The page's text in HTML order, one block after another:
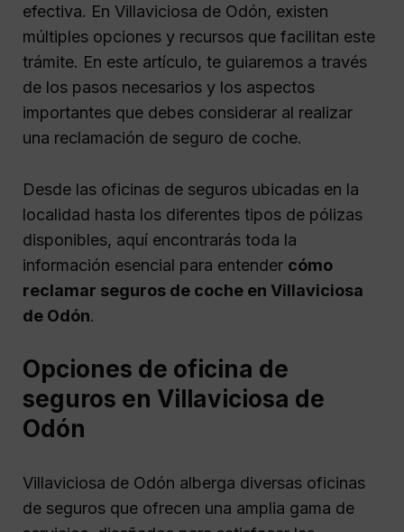
efectiva. En Villaviciosa de Odón, existen
múltiples opciones y recursos que facilitan este
trámite. En este artículo, te guiaremos a través
de los pasos necesarios y los aspectos
importantes que debes considerar al realizar
una reclamación de seguro de coche.
Desde las oficinas de seguros ubicadas en la
localidad hasta los diferentes tipos de pólizas
disponibles, aquí encontrarás toda la
información esencial para entender cómo
reclamar seguros de coche en Villaviciosa
de Odón.
Opciones de oficina de
seguros en Villaviciosa de
Odón
Villaviciosa de Odón alberga diversas oficinas
de seguros que ofrecen una amplia gama de